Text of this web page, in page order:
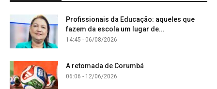
Profissionais da Educação: aqueles que
fazem da escola um lugar de...
14:45 - 06/08/2026
A retomada de Corumbá
06:06 - 12/06/2026